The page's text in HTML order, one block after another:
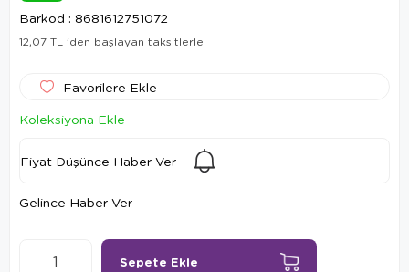
Barkod : 8681612751072
12,07 TL 'den başlayan taksitlerle
Favorilere Ekle
Koleksiyona Ekle
Fiyat Düşünce Haber Ver
Gelince Haber Ver